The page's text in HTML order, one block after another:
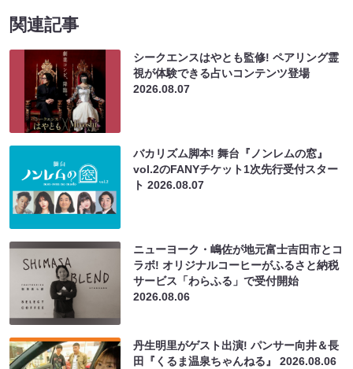
関連記事
シークエンスはやとも監修! ペアリング霊
視が体験できる占いコンテンツ登場
2026.08.07
バカリズム脚本! 舞台『ノンレムの窓』
vol.2のFANYチケット1次先行受付スター
ト2026.08.07
ニューヨーク・嶋佐が地元富士吉田市とコ
ラボ! オリジナルコーヒーがふるさと納税
サービス「わらふる」で受付開始
2026.08.06
丹生明里がゲスト出演! パンサー向井＆長
田『くるま温泉ちゃんねる』2026.08.06